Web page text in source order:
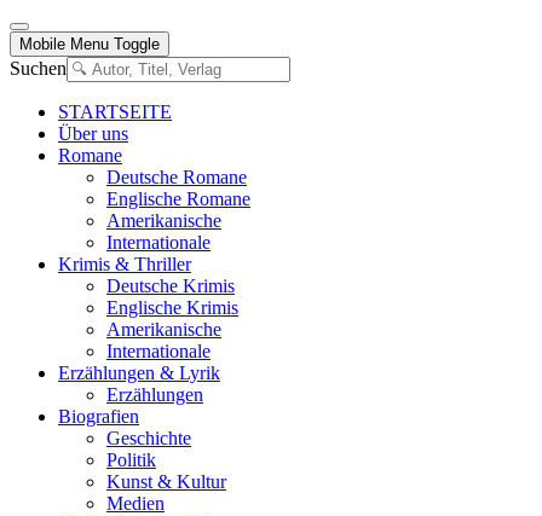
Mobile Menu Toggle
Suchen
STARTSEITE
Über uns
Romane
Deutsche Romane
Englische Romane
Amerikanische
Internationale
Krimis & Thriller
Deutsche Krimis
Englische Krimis
Amerikanische
Internationale
Erzählungen & Lyrik
Erzählungen
Biografien
Geschichte
Politik
Kunst & Kultur
Medien